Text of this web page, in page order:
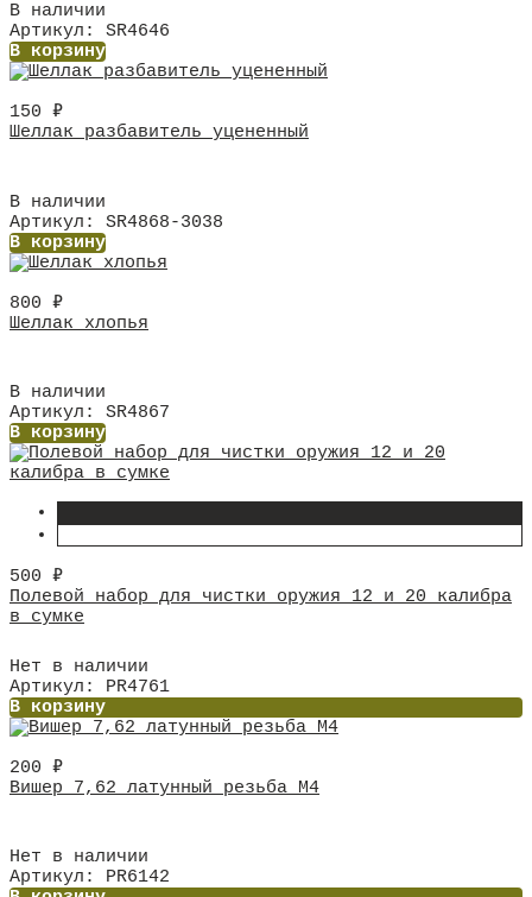
В наличии
Артикул: SR4646
В корзину
150 ₽
Шеллак разбавитель уцененный
В наличии
Артикул: SR4868-3038
В корзину
800 ₽
Шеллак хлопья
В наличии
Артикул: SR4867
В корзину
500 ₽
Полевой набор для чистки оружия 12 и 20 калибра
в сумке
Нет в наличии
Артикул: PR4761
В корзину
200 ₽
Вишер 7,62 латунный резьба М4
Нет в наличии
Артикул: PR6142